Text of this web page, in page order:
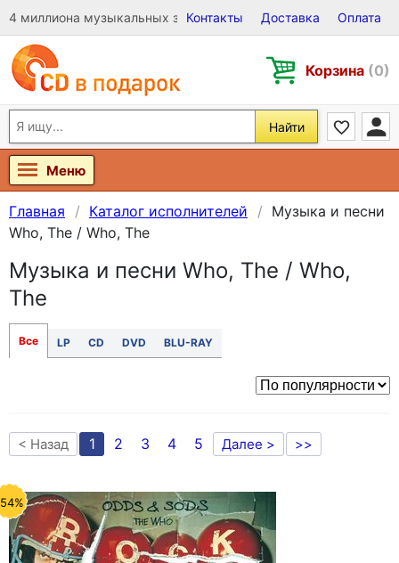
4 миллиона музыкальных записей на Виниле, CD и DVD
Контакты Доставка Оплата
Корзина (0)
Найти
Меню
Главная Каталог исполнителей
Музыка и песни
Who, The / Who, The
Музыка и песни Who, The / Who,
The
Все LP CD DVD BLU-RAY
< Назад 1 2 3 4 5 Далее > >>